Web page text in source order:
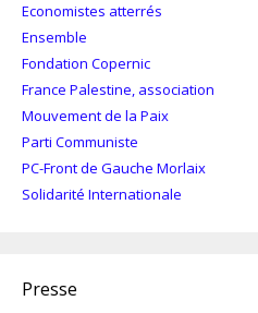
Economistes atterrés
Ensemble
Fondation Copernic
France Palestine, association
Mouvement de la Paix
Parti Communiste
PC-Front de Gauche Morlaix
Solidarité Internationale
Presse